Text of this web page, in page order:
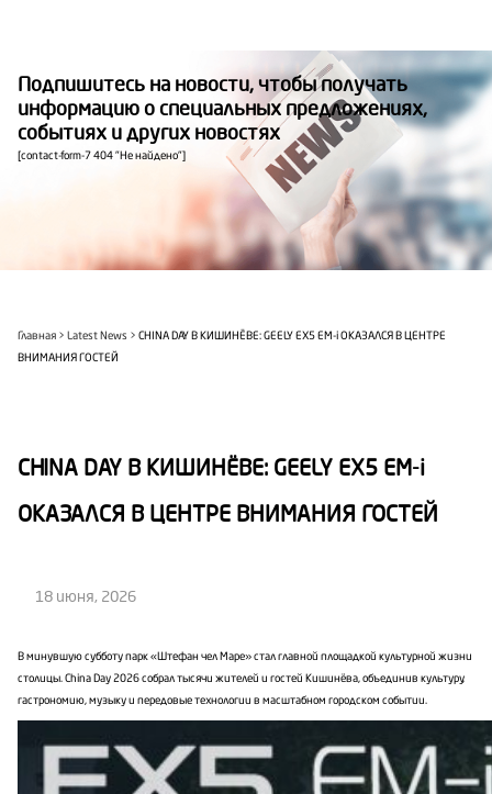
Подпишитесь на новости, чтобы получать
информацию о специальных предложениях,
событиях и других новостях
[contact-form-7 404 "Не найдено"]
Главная Latest News
CHINA DAY В КИШИНЁВЕ: GEELY EX5 EM-i ОКАЗАЛСЯ В ЦЕНТРЕ
ВНИМАНИЯ ГОСТЕЙ
CHINA DAY В КИШИНЁВЕ: GEELY EX5 EM-i
ОКАЗАЛСЯ В ЦЕНТРЕ ВНИМАНИЯ ГОСТЕЙ
18 июня, 2026
В минувшую субботу парк «Штефан чел Маре» стал главной площадкой культурной жизни
столицы. China Day 2026 собрал тысячи жителей и гостей Кишинёва, объединив культуру,
гастрономию, музыку и передовые технологии в масштабном городском событии.